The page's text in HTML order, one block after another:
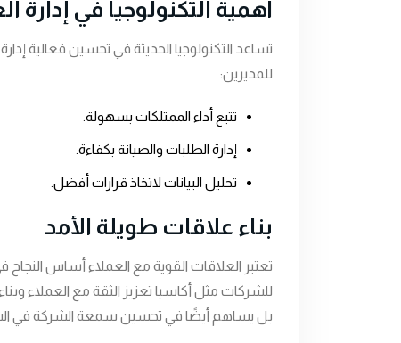
أهمية التكنولوجيا في إدارة
تساعد التكنولوجيا الحديثة في تحسين فعالية
للمديرين:
تتبع أداء الممتلكات بسهولة.
إدارة الطلبات والصيانة بكفاءة.
تحليل البيانات لاتخاذ قرارات أفضل.
بناء علاقات طويلة الأمد
تعتبر العلاقات القوية مع العملاء أساس
للشركات مثل أكاسيا تعزيز الثقة مع العملاء
بل يساهم أيضًا في تحسين سمعة الشركة في